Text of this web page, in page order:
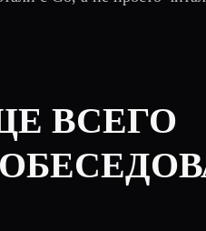
ВСЕГО